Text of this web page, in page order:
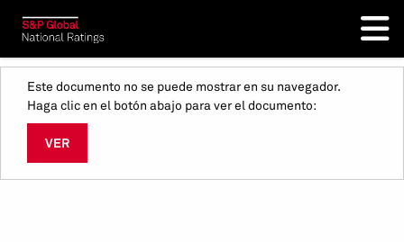
Este documento no se puede mostrar en su navegador.
Haga clic en el botón abajo para ver el documento:
VER